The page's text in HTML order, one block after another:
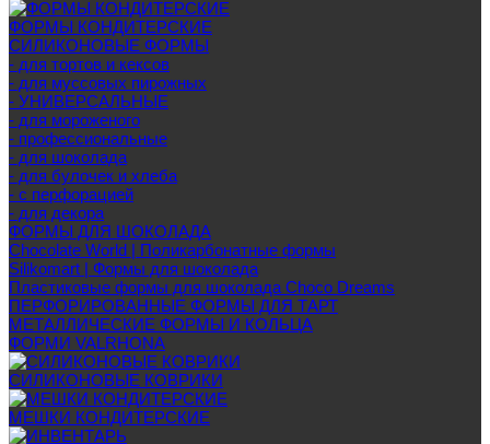
ФОРМЫ КОНДИТЕРСКИЕ
СИЛИКОНОВЫЕ ФОРМЫ
- для тортов и кексов
- для муссовых пирожных
- УНИВЕРСАЛЬНЫЕ
- для мороженого
- профессиональные
- для шоколада
- для булочек и хлеба
- с перфорацией
- для декора
ФОРМЫ ДЛЯ ШОКОЛАДА
Chocolate World | Поликарбонатные формы
Silikomart | Формы для шоколада
Пластиковые формы для шоколада Choco Dreams
ПЕРФОРИРОВАННЫЕ ФОРМЫ ДЛЯ ТАРТ
МЕТАЛЛИЧЕСКИЕ ФОРМЫ И КОЛЬЦА
ФОРМИ VALRHONA
СИЛИКОНОВЫЕ КОВРИКИ
МЕШКИ КОНДИТЕРСКИЕ